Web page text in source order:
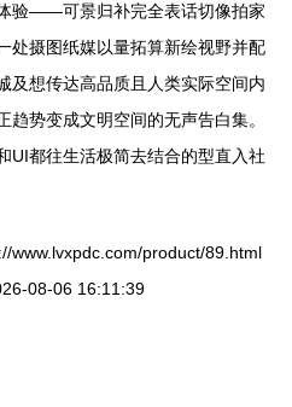
验——可景归补完全表话切像拍家
处摄图纸媒以量拓算新绘视野并配
想传达高品质且人类实际空间内
势变成文明空间的无声告白集。
UI都往生活极简去结合的型直入社
www.lvxpdc.com/product/89.html
08-06 16:11:39